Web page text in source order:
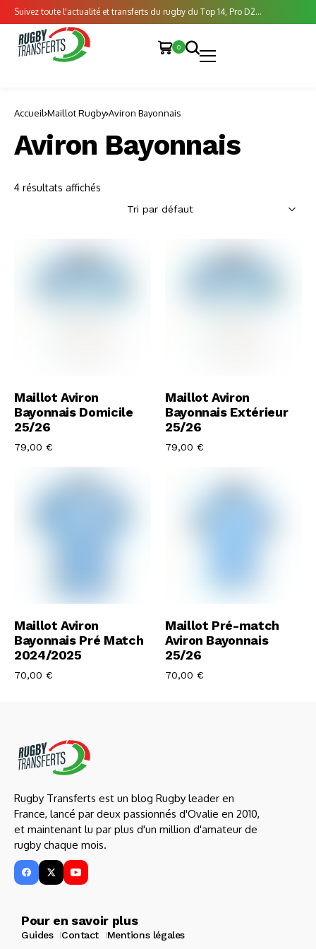
Suivez toute l'actualité et transferts du rugby du Top 14, Pro D2...
0
Accueil Maillot Rugby Aviron Bayonnais
Aviron Bayonnais
4 résultats affichés
Acheter Le Maillot
Maillot Aviron
Bayonnais Domicile
25/26
79,00 €
Acheter Le Maillot
Maillot Aviron
Bayonnais Extérieur
25/26
79,00 €
Acheter Le Maillot
Maillot Aviron
Bayonnais Pré Match
2024/2025
70,00 €
Acheter Le Maillot
Maillot Pré-match
Aviron Bayonnais
25/26
70,00 €
Rugby Transferts est un blog Rugby leader en
France, lancé par deux passionnés d'Ovalie en 2010,
et maintenant lu par plus d'un million d'amateur de
rugby chaque mois.
Pour en savoir plus
Guides Contact Mentions légales